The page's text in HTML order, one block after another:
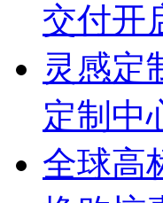
交付开
灵感定
定制中
全球高